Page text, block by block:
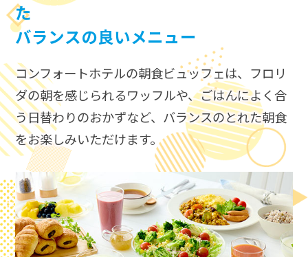
た
バランスの良いメニュー
コンフォートホテルの朝食ビュッフェは、​ フロリ
ダの朝を感じられるワッフルや、ごはんによく合
う日替わりのおかずなど、​ バランスのとれた朝食
をお楽しみいただけます。​